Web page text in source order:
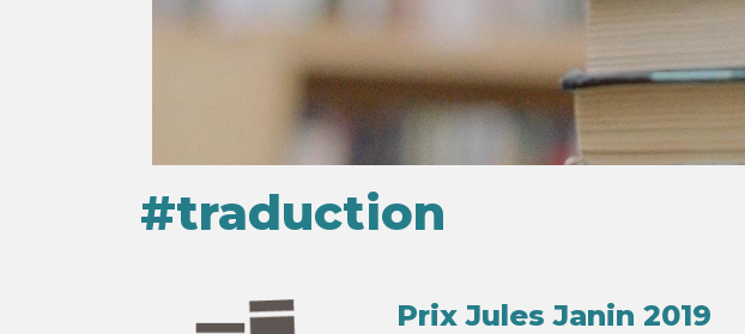
#traduction
Prix Jules Janin 2019